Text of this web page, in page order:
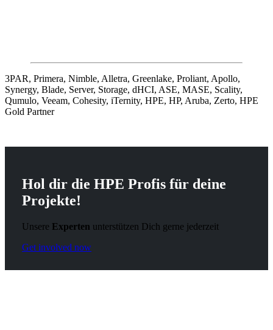
3PAR, Primera, Nimble, Alletra, Greenlake, Proliant, Apollo,
Synergy, Blade, Server, Storage, dHCI, ASE, MASE, Scality,
Qumulo, Veeam, Cohesity, iTernity, HPE, HP, Aruba, Zerto, HPE
Gold Partner
Hol dir die HPE Profis für deine
Projekte!
Unsere Experten unterstützen Dich gerne jederzeit
Get involved now